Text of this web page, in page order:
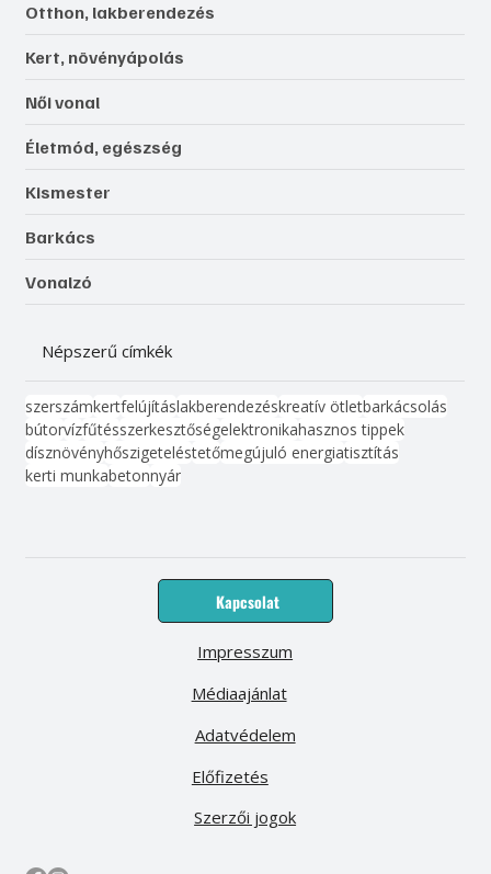
Otthon, lakberendezés
Kert, növényápolás
Női vonal
Életmód, egészség
Kismester
Barkács
Vonalzó
Népszerű címkék
szerszámkertfelújításlakberendezéskreatív ötletbarkácsolás
bútorvízfűtésszerkesztőségelektronikahasznos tippek
dísznövényhőszigeteléstetőmegújuló energiatisztítás
kerti munkabetonnyár
Kapcsolat
Médiaajánlat
Előfizetés
Impresszum
Adatvédelem
Szerzői jogok